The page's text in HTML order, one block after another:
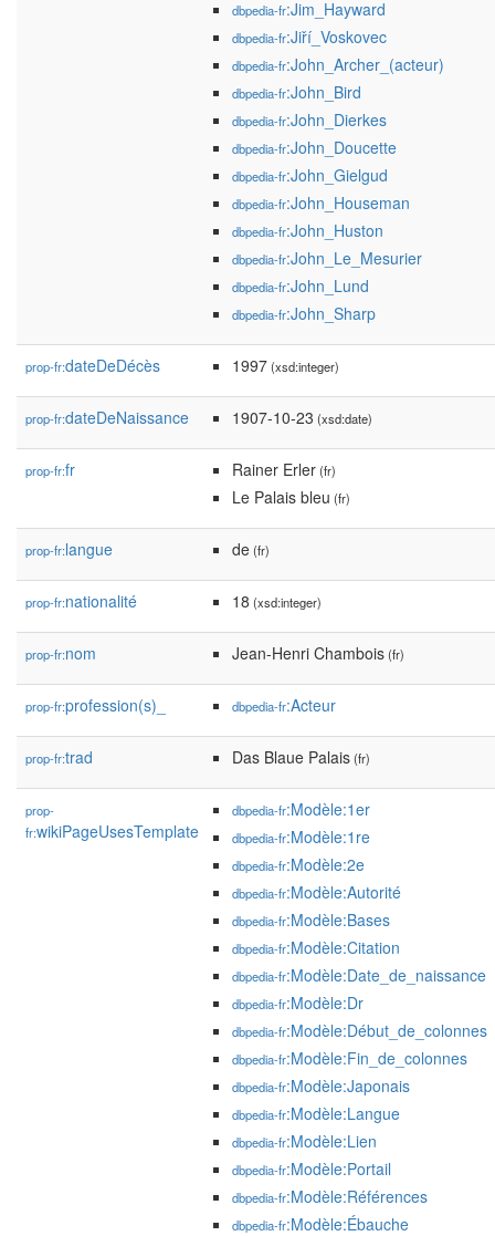
dbpedia-fr:Jim_Hayward
dbpedia-fr:Jiří_Voskovec
dbpedia-fr:John_Archer_(acteur)
dbpedia-fr:John_Bird
dbpedia-fr:John_Dierkes
dbpedia-fr:John_Doucette
dbpedia-fr:John_Gielgud
dbpedia-fr:John_Houseman
dbpedia-fr:John_Huston
dbpedia-fr:John_Le_Mesurier
dbpedia-fr:John_Lund
dbpedia-fr:John_Sharp
prop-fr:dateDeDécès 1997(xsd:integer)
prop-fr:dateDeNaissance 1907-10-23 (xsd:date)
prop-fr:fr Rainer Erler(fr)
Le Palais bleu (fr)
prop-fr:langue de(fr)
prop-fr:nationalité 18 (xsd:integer)
prop-fr:nom Jean-Henri Chambois(fr)
prop-fr:profession(s)_ dbpedia-fr:Acteur
prop-fr:trad Das Blaue Palais(fr)
prop-
fr:wikiPageUsesTemplate
dbpedia-fr:Modèle:1er
dbpedia-fr:Modèle:1re
dbpedia-fr:Modèle:2e
dbpedia-fr:Modèle:Autorité
dbpedia-fr:Modèle:Bases
dbpedia-fr:Modèle:Citation
dbpedia-fr:Modèle:Date_de_naissance
dbpedia-fr:Modèle:Dr
dbpedia-fr:Modèle:Début_de_colonnes
dbpedia-fr:Modèle:Fin_de_colonnes
dbpedia-fr:Modèle:Japonais
dbpedia-fr:Modèle:Langue
dbpedia-fr:Modèle:Lien
dbpedia-fr:Modèle:Portail
dbpedia-fr:Modèle:Références
dbpedia-fr:Modèle:Ébauche